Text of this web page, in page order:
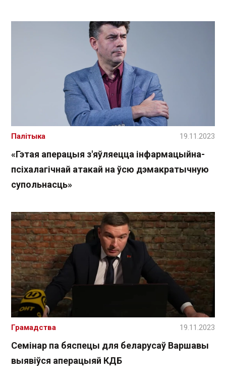
«Гэтая аперацыя з'яўляецца інфармацыйна-
псіхалагічнай атакай на ўсю дэмакратычную
супольнасць»
Палітыка 19.11.2023
Семінар па бяспецы для беларусаў Варшавы
выявіўся аперацыяй КДБ
Грамадства 19.11.2023